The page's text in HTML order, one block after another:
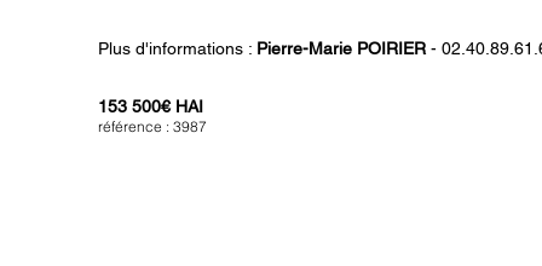
Plus d'informations : Pierre-Marie POIRIER -
153 500€ HAI
référence : 3987